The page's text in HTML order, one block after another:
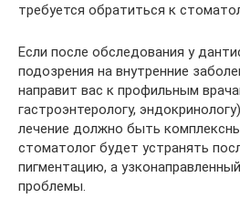
требуется обратиться к
Если после обследования у
подозрения на внутренние
направит вас к профильным
гастроэнтерологу,
лечение должно быть
стоматолог будет устранять
пигментацию, а
проблемы.